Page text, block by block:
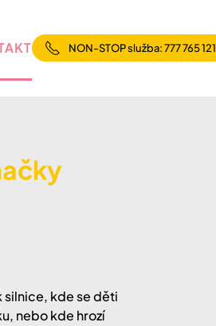
NON-STOP služba: 777 765 121
silnice, kde se děti
nebo kde hrozí